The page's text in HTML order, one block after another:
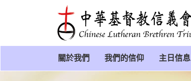
關於我們 我們的信仰 主日信息